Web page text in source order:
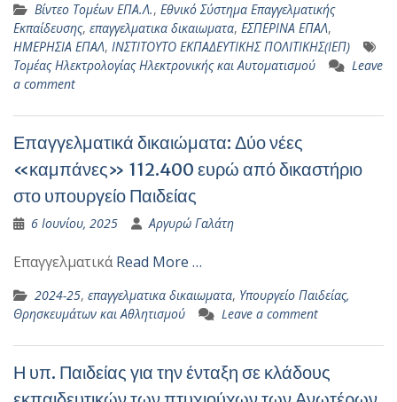
Βίντεο Τομέων ΕΠΑ.Λ., Εθνικό Σύστημα Επαγγελματικής
Εκπαίδευσης, επαγγελματικα δικαιωματα, ΕΣΠΕΡΙΝΑ ΕΠΑΛ,
ΗΜΕΡΗΣΙΑ ΕΠΑΛ, ΙΝΣΤΙΤΟΥΤΟ ΕΚΠΑΔΕΥΤΙΚΗΣ ΠΟΛΙΤΙΚΗΣ(ΙΕΠ)
Τομέας Ηλεκτρολογίας Ηλεκτρονικής και Αυτοματισμού
Leave
a comment
Επαγγελματικά δικαιώματα: Δύο νέες
«καμπάνες» 112.400 ευρώ από δικαστήριο
στο υπουργείο Παιδείας
6 Ιουνίου, 2025 Αργυρώ Γαλάτη
ΕπαγγελματικάRead More …
2024-25, επαγγελματικα δικαιωματα, Υπουργείο Παιδείας,
Θρησκευμάτων και Αθλητισμού
Leave a comment
Η υπ. Παιδείας για την ένταξη σε κλάδους